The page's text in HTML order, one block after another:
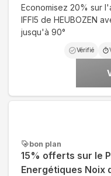
Economisez 20% sur
IFFI5 de HEUBOZEN
jusqu'à 90°
Vérifié
bon plan
15% offerts sur le
Energétiques Noix